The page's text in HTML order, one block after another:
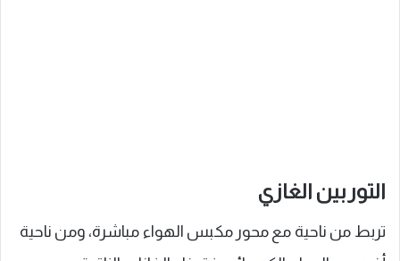
التوربين الغازي
تربط من ناحية مع محور مكبس الهواء مباشرة، ومن ناحية